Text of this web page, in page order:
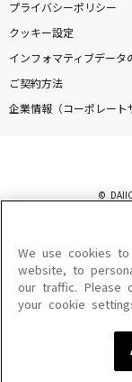
プライバシーポリシー
クッキー設定
インフォマティブデータ
ご契約方法
企業情報（コーポレート
©
このサイトに掲載されて
を問わず、著作権法の定
を禁じます。
楽曲及びコンテンツは、
楽曲及びコンテンツの配
We use cookies
website, to
our traffic. Please
your cookie